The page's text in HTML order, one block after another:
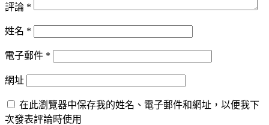
評論 *
姓名 *
電子郵件 *
網址
在此瀏覽器中保存我的姓名、電子郵件和網址，以便我下
次發表評論時使用